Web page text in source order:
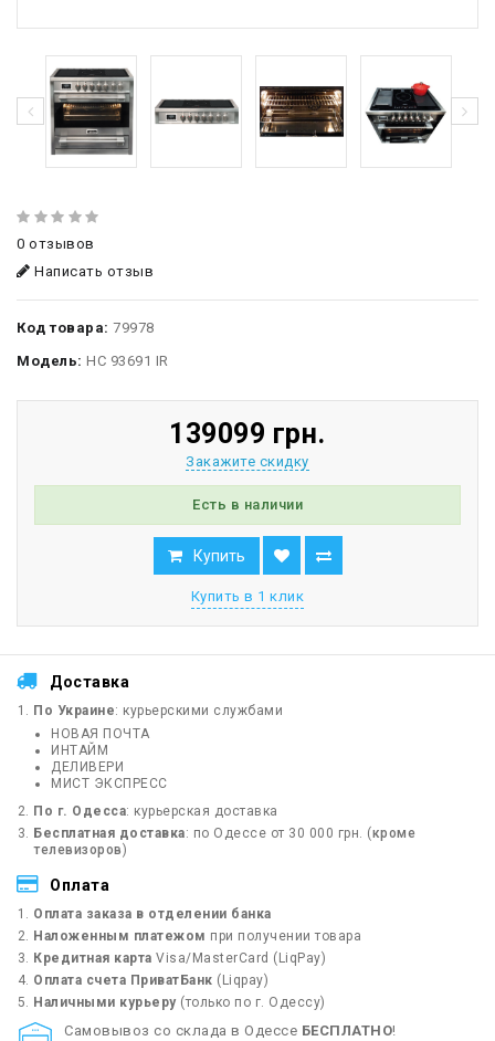
0 отзывов
Написать отзыв
Код товара: 79978
Модель: HC 93691 IR
139099 грн.
Закажите скидку
Есть в наличии
Купить
Купить в 1 клик
Доставка
По Украине: курьерскими службами
НОВАЯ ПОЧТА
ИНТАЙМ
ДЕЛИВЕРИ
МИСТ ЭКСПРЕСС
По г. Одесса: курьерская доставка
Бесплатная доставка: по Одессе от 30 000 грн. (кроме
телевизоров)
Оплата
Оплата заказа в отделении банка
Наложенным платежом при получении товара
Кредитная карта Visa/MasterCard (LiqPay)
Оплата счета ПриватБанк (Liqpay)
Наличными курьеру(только по г. Одессу)
Cамовывоз со склада в Одессе БЕСПЛАТНО!